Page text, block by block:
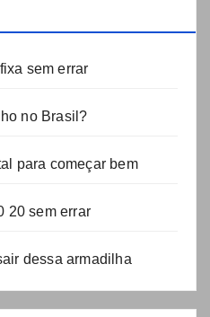
sem errar
no Brasil?
para começar bem
20 sem errar
dessa armadilha